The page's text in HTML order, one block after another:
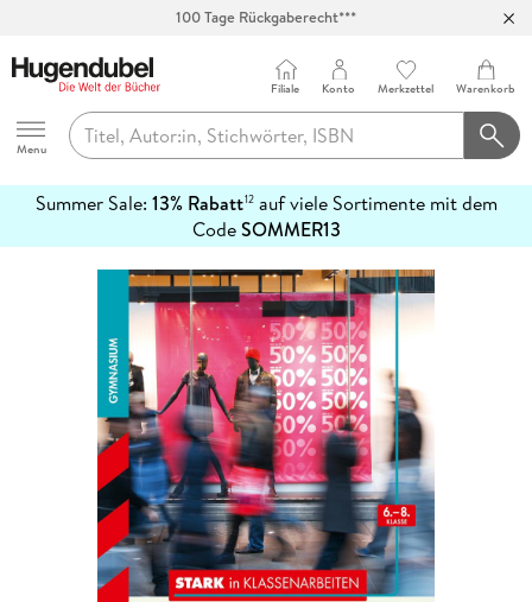
100 Tage Rückgaberecht***
Hugendubel
Menu
Filiale Konto Merkzettel Warenkorb
Summer Sale: 13% Rabatt12auf viele Sortimente mit dem
CodeSOMMER13
erfahren